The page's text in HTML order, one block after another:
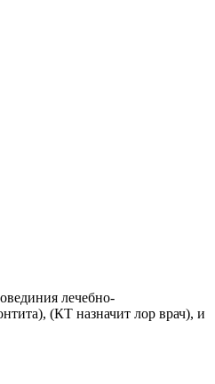
лечебно-
(КТ назначит лор врач), и